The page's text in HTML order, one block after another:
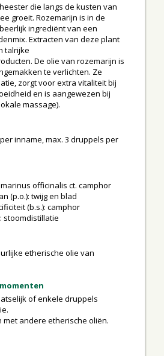
die langs de kusten van
groeit. Rozemarijn is in de
ingrediënt van een
Extracten van deze plant
talrijke
De olie van rozemarijn is
te verlichten. Ze
zorgt voor extra vitaliteit bij
en is aangewezen bij
massage).
inname, max. 3 druppels per
officinalis ct. camphor
(p.o.): twijg en blad
(b.s.): camphor
stoomdistillatie
etherische olie van
of enkele druppels
met andere etherische oliën.